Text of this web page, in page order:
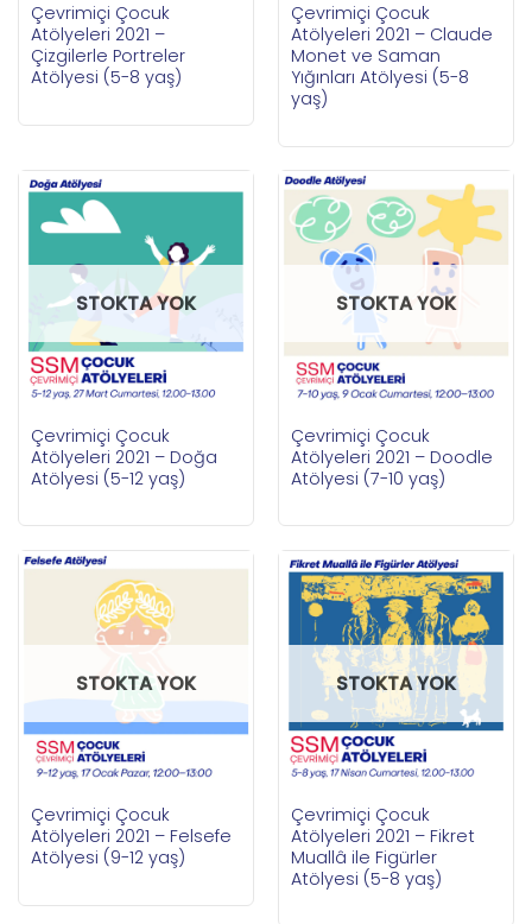
Çevrimiçi Çocuk
Atölyeleri 2021 –
Çizgilerle Portreler
Atölyesi (5-8 yaş)
Çevrimiçi Çocuk
Atölyeleri 2021 – Claude
Monet ve Saman
Yığınları Atölyesi (5-8
yaş)
STOKTA YOK
Çevrimiçi Çocuk
Atölyeleri 2021 – Doğa
Atölyesi (5-12 yaş)
STOKTA YOK
Çevrimiçi Çocuk
Atölyeleri 2021 – Doodle
Atölyesi (7-10 yaş)
STOKTA YOK
Çevrimiçi Çocuk
Atölyeleri 2021 – Felsefe
Atölyesi (9-12 yaş)
STOKTA YOK
Çevrimiçi Çocuk
Atölyeleri 2021 – Fikret
Muallâ ile Figürler
Atölyesi (5-8 yaş)